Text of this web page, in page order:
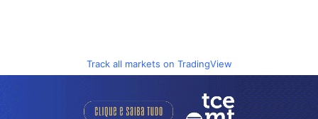
Track all markets on TradingView